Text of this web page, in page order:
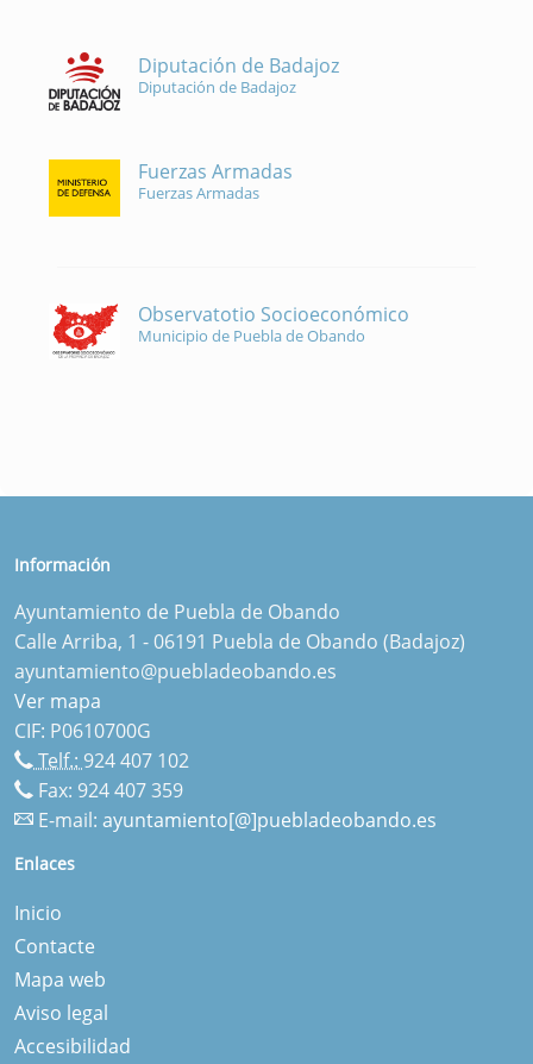
Diputación de Badajoz
Diputación de Badajoz
Fuerzas Armadas
Fuerzas Armadas
Observatotio Socioeconómico
Municipio de Puebla de Obando
Información
Ayuntamiento de Puebla de Obando
Calle Arriba, 1 - 06191 Puebla de Obando (Badajoz)
ayuntamiento@puebladeobando.es
Ver mapa
CIF: P0610700G
Telf.: 924 407 102
Fax: 924 407 359
E-mail: ayuntamiento[@]puebladeobando.es
Enlaces
Inicio
Contacte
Mapa web
Aviso legal
Accesibilidad